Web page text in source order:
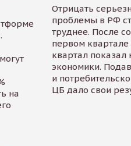
на
Отрицать
проблемы в РФ
труднее. После
первом квартале
квартал показал
экономики.
и
ЦБ дало свои